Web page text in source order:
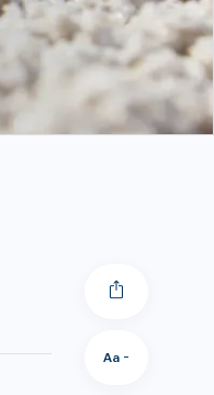
Aa -